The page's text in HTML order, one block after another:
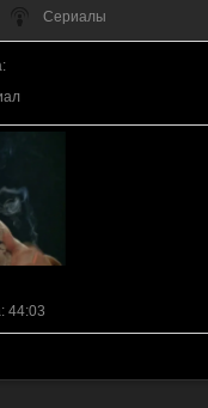
Сериалы
:
: 44:03